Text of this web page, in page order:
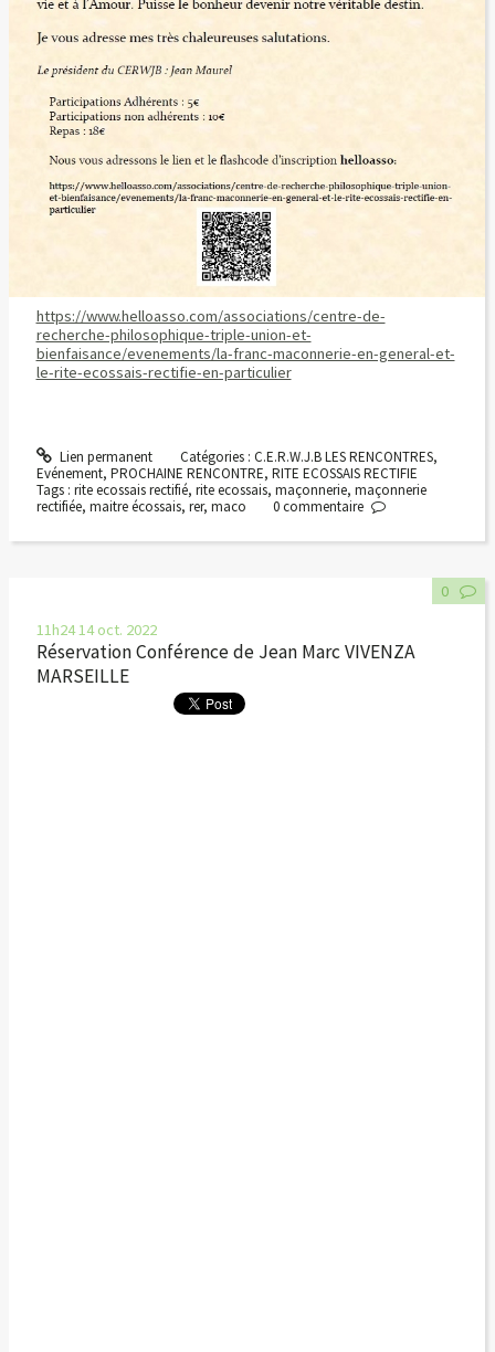
https://www.helloasso.com/associations/centre-de-
recherche-philosophique-triple-union-et-
bienfaisance/evenements/la-franc-maconnerie-en-general-et-
le-rite-ecossais-rectifie-en-particulier
Lien permanent Catégories : C.E.R.W.J.B LES RENCONTRES,
Evénement, PROCHAINE RENCONTRE, RITE ECOSSAIS RECTIFIE
Tags : rite ecossais rectifié, rite ecossais, maçonnerie, maçonnerie
rectifiée, maitre écossais, rer, maco 0commentaire
11h2414 oct. 2022
Réservation Conférence de Jean Marc VIVENZA
MARSEILLE
0